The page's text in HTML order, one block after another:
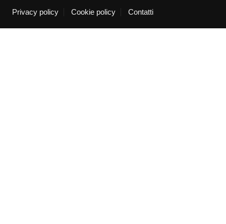
Privacy policy Cookie policy Contatti